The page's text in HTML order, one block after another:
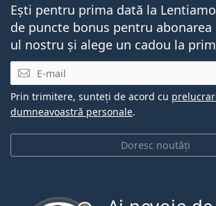
Ești pentru prima dată la
de puncte bonus pentru
ul nostru și alege un cadou la
E-mail
Doresc noutăți
Prin trimitere, sunteți de acord cu
dumneavoastră personale.